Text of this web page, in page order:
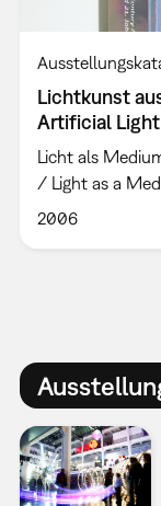
Lichtkunst
Artificial Light
Licht als
/ Light as a
2006